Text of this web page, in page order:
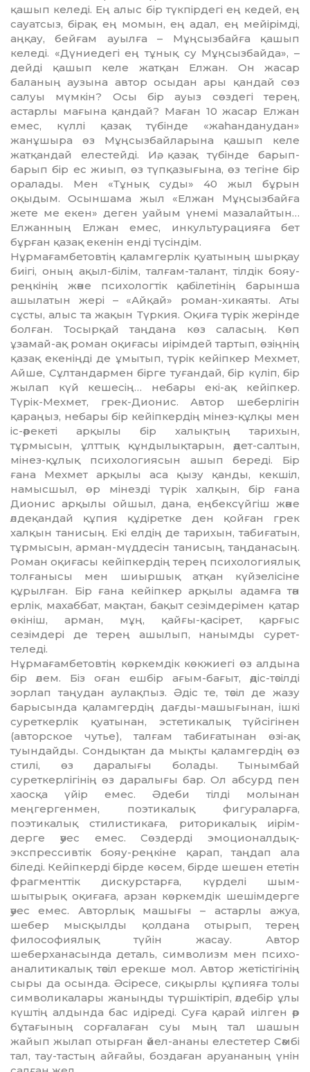
қашып келеді. Ең алыс бір түкпірдегі ең кедей, ең
сауатсыз, бірақ ең момын, ең адал, ең мейірімді,
аңқау, бейғам ауылға – Мұңсызбайға қашып
келеді. «Дүниедегі ең тұнық су Мұңсыз­байда», –
дейді қашып келе жат­қан Елжан. Он жасар
баланың аузына автор осыдан ары қандай сөз
сал­уы мүмкін? Осы бір ауыз сөздегі терең,
астарлы мағына қандай? Маған 10 жасар Елжан
емес, күллі қазақ түбінде «жаһан­данудан»
жанұшыра өз Мұңсыз­байларына қашып келе
жатқандай елестейді. Иә, қазақ түбінде барып-
барып бір ес жиып, өз түпқазығына, өз тегіне бір
оралады. Мен «Тұнық суды» 40 жыл бұрын
оқыдым. Осыншама жыл «Елжан Мұңсызбайға
жете ме екен» деген уайым үнемі мазалай­тын…
Елжанның Елжан емес, инкультурацияға бет
бұрған қазақ екенін енді түсіндім.
Нұрмағамбетовтің қаламгерлік қуатының шырқау
биігі, оның ақыл-білім, талғам-талант, тілдік бояу-
реңкінің және психологтік қабілетінің барынша
ашылатын жері – «Айқай» роман-хикаяты. Аты
сұсты, алыс та жақын Түркия. Оқиға түрік жерінде
болған. Тосыр­қай таңдана көз саласың. Көп
ұзамай-ақ роман оқиғасы иірімдей тартып, өзіңнің
қазақ екеніңді де ұмытып, түрік кейіпкер Мехмет,
Айше, Сұлтандармен бірге туғандай, бір күліп, бір
жылап күй кешесің… небары екі-ақ кейіпкер.
Түрік-Мехмет, грек-Дионис. Автор шеберлігін
қара­ңыз, небары бір кейіпкердің мінез-құлқы мен
іс-әрекеті ар­қылы бір халықтың тарихын,
тұрмысын, ұлттық құндылық­тарын, әдет-салтын,
мінез-құлық психологиясын ашып береді. Бір
ғана Мехмет арқылы аса қызу қанды, кекшіл,
намысшыл, өр мінезді түрік халқын, бір ғана
Дионис арқылы ойшыл, дана, еңбексүйгіш және
әлдеқандай құпия құдіретке ден қойған грек
халқын танисың. Екі елдің де тарихын, табиғатын,
тұрмысын, арман-мүддесін танисың, таң­дана­сың.
Роман оқиғасы кейіп­кердің терең психологиялық
толғанысы мен шиыршық атқан күйзелісіне
құрылған. Бір ғана кейіпкер арқылы адамға тән
ерлік, махаббат, мақтан, бақыт сезім­дерімен қатар
өкініш, арман, мұң, қайғы-қасірет, қарғыс
сезімдері де терең ашылып, нанымды сурет­
теледі.
Нұрмағамбетовтің көркемдік көкжиегі өз алдына
бір әлем. Біз оған ешбір ағым-бағыт, әдіс-тәсілді
зорлап таңудан аулақпыз. Әдіс те, тәсіл де жазу
барысында қаламгердің дағды-машығынан, ішкі
суреткерлік қуатынан, эстетикалық түйсігінен
(авторское чутье), талғам табиғатынан өзі-ақ
туындайды. Сондықтан да мықты қаламгердің өз
стилі, өз даралығы болады. Тынымбай
суреткерлігінің өз даралығы бар. Ол абсурд пен
хаосқа үйір емес. Әдеби тілді молынан
меңгергенмен, поэти­ка­лық фигураларға,
поэтикалық сти­листикаға, риторикалық иірім­
дерге әуес емес. Сөздерді эмоцио­нал­дық-
экспрессивтік бояу-реңкіне қарап, таңдап ала
біледі. Кейіпкерді бірде көсем, бірде шешен ететін
фрагменттік дис­курс­тарға, күрделі шым-
шытырық оқиғаға, арзан көркемдік шешім­дерге
әуес емес. Авторлық машығы – астарлы ажуа,
шебер мысқылды қолдана отырып, терең
филосо­фия­­лық түйін жасау. Автор
шеберханасында деталь, сим­во­лизм мен психо-
аналитикалық тәсіл ерекше мол. Автор жетісті­гінің
сыры да осында. Әсіресе, сиқырлы құпияға толы
символи­калары жаныңды түршіктіріп, әлдебір ұлы
күштің алдында бас идіреді. Суға қарай иілген әр
бұтағының сорғалаған суы мың тал шашын
жайып жылап отырған әйел-ананы елестетер Сәмбі
тал, тау-тастың айғайы, боздаған аруананың үнін